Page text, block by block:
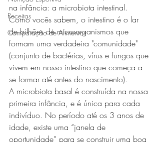
Receitas
Comparação de Alimentos
na infância: a microbiota intestinal.
Como vocês sabem, o intestino é o lar
de bilhões de microorganismos que
formam uma verdadeira "comunidade"
(conjunto de bactérias, vírus e fungos que
vivem em nosso intestino que começa a
se formar até antes do nascimento).
A microbiota basal é construída na nossa
primeira infância, e é única para cada
indivíduo. No período até os 3 anos de
idade, existe uma “janela de
oportunidade” para se construir uma boa